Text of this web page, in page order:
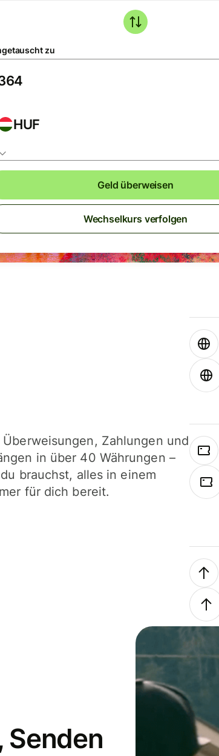
zu
HUF
Geld überweisen
Wechselkurs verfolgen
Zahlungen und
in über 40 Währungen –
brauchst, alles in einem
für dich bereit.
Senden